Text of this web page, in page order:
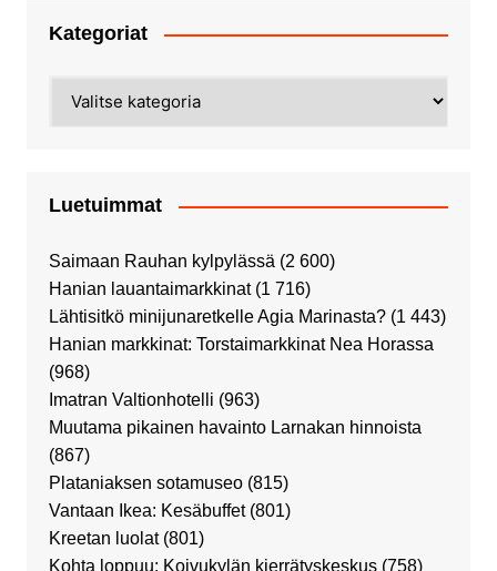
Kategoriat
Luetuimmat
Saimaan Rauhan kylpylässä (2 600)
Hanian lauantaimarkkinat (1 716)
Lähtisitkö minijunaretkelle Agia Marinasta? (1 443)
Hanian markkinat: Torstaimarkkinat Nea Horassa
(968)
Imatran Valtionhotelli (963)
Muutama pikainen havainto Larnakan hinnoista
(867)
Plataniaksen sotamuseo (815)
Vantaan Ikea: Kesäbuffet (801)
Kreetan luolat (801)
Kohta loppuu: Koivukylän kierrätyskeskus (758)